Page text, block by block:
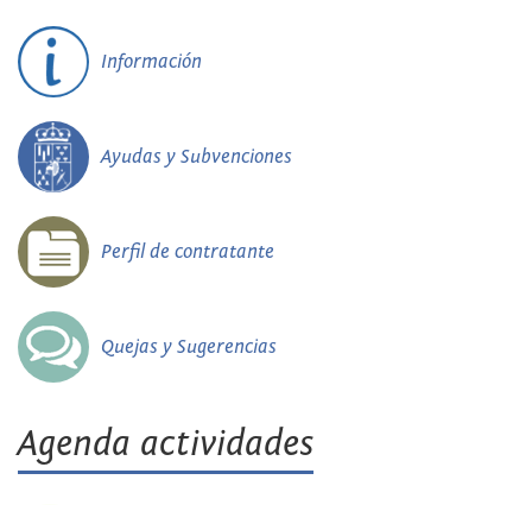
Información
Ayudas y Subvenciones
Perfil de contratante
Quejas y Sugerencias
Agenda actividades